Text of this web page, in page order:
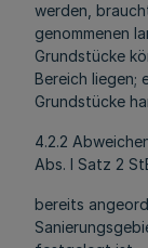
werden,
genommenen
Grundstücke
Bereich liegen;
Grundstücke
4.2.2
Abs. l Satz 2
bereits